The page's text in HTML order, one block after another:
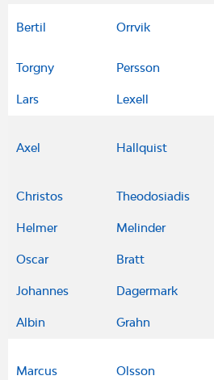
Bertil Orrvik
Torgny Persson
Lars Lexell
Axel Hallquist
Christos Theodosiadis
Helmer Melinder
Oscar Bratt
Johannes Dagermark
Albin Grahn
Marcus Olsson